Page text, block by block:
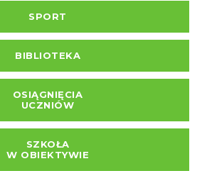
SPORT
BIBLIOTEKA
OSIĄGNIĘCIA
UCZNIÓW
SZKOŁA
W OBIEKTYWIE